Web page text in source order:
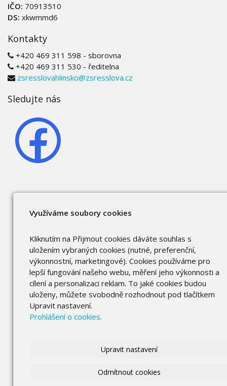
IČO: 70913510
DS: xkwmmd6
Kontakty
+420 469 311 598 - sborovna
+420 469 311 530 - ředitelna
zsresslovahlinsko@zsresslova.cz
Sledujte nás
Využíváme soubory cookies
Kliknutím na Přijmout cookies dáváte souhlas s
uložením vybraných cookies (nutné, preferenční,
výkonnostní, marketingové). Cookies používáme pro
lepší fungování našeho webu, měření jeho výkonnosti a
cílení a personalizaci reklam. To jaké cookies budou
uloženy, můžete svobodně rozhodnout pod tlačítkem
Upravit nastavení.
Prohlášení o cookies.
Upravit nastavení
Odmítnout cookies